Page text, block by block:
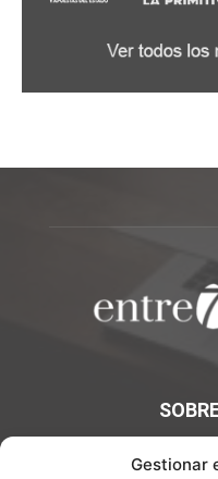
Gestionar
¡Bienvenidos a